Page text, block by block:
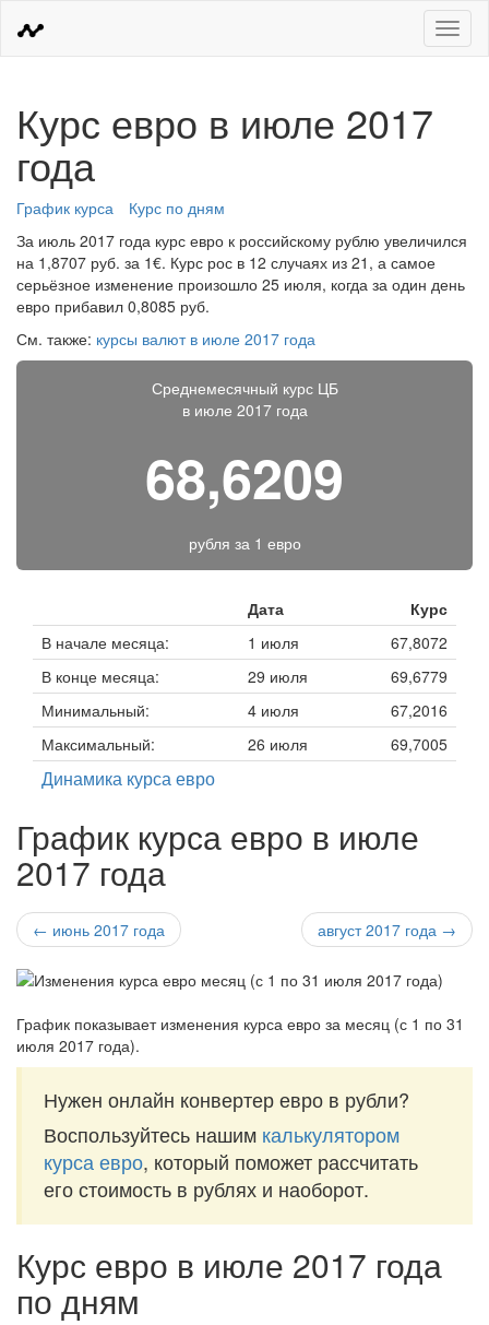
Меню
Курс евро в июле 2017
года
График курса
Курс по дням
За июль 2017 года курс евро к российскому рублю увеличился
на 1,8707 руб. за 1€. Курс рос в 12 случаях из 21, а самое
серьёзное изменение произошло 25 июля, когда за один день
евро прибавил 0,8085 руб.
См. также: курсы валют в июле 2017 года
Среднемесячный курс ЦБ
в июле 2017 года
68,6209
рубля за 1 евро
Дата
Курс
В начале месяца:
1 июля
67,8072
В конце месяца:
29 июля
69,6779
Минимальный:
4 июля
67,2016
Максимальный:
26 июля 69,7005
Динамика курса евро
График курса евро в июле
2017 года
← июнь 2017 года август 2017 года →
График показывает изменения курса евро за месяц (с 1 по 31
июля 2017 года).
Нужен онлайн конвертер евро в рубли?
Воспользуйтесь нашим калькулятором
курса евро, который поможет рассчитать
его стоимость в рублях и наоборот.
Курс евро в июле 2017 года
по дням